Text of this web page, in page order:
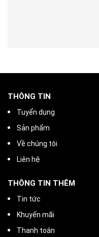
THÔNG TIN
Tuyển dụng
Sản phẩm
Về chúng tôi
Liên hệ
THÔNG TIN THÊM
Tin tức
Khuyến mãi
Thanh toán